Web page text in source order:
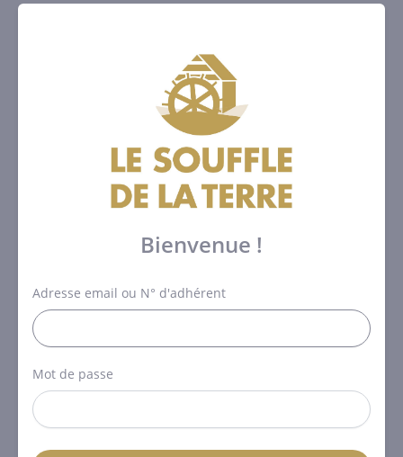
Bienvenue !
Adresse email ou N° d'adhérent
Mot de passe